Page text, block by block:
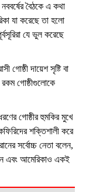
নববর্ষের বৈঠকে এ কথা
যা করেছে তা হলো
যে ভুল করেছে
গোষ্ঠী দায়েশ সৃষ্টি বা
রকম গোষ্ঠীগুলোকে
গোষ্ঠীর হুমকির মুখে
শক্তিশালী করে
সর্বোচ্চ নেতা বলেন,
এবং আমেরিকাও একই